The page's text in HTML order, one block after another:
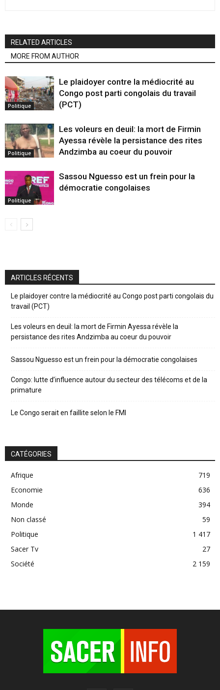
RELATED ARTICLES
MORE FROM AUTHOR
Politique
Le plaidoyer contre la médiocrité au
Congo post parti congolais du travail
(PCT)
Politique
Les voleurs en deuil: la mort de Firmin
Ayessa révèle la persistance des rites
Andzimba au coeur du pouvoir
Politique
Sassou Nguesso est un frein pour la
démocratie congolaises
ARTICLES RÉCENTS
Le plaidoyer contre la médiocrité au Congo post parti congolais du
travail (PCT)
Les voleurs en deuil: la mort de Firmin Ayessa révèle la
persistance des rites Andzimba au coeur du pouvoir
Sassou Nguesso est un frein pour la démocratie congolaises
Congo: lutte d’influence autour du secteur des télécoms et de la
primature
Le Congo serait en faillite selon le FMI
CATÉGORIES
Afrique
719
Economie
636
Monde
394
Non classé
59
Politique
1 417
Sacer Tv
27
Société
2 159